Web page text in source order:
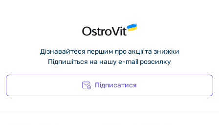
Дізнавайтеся першим про акції та знижки
Підпишіться на нашу e-mail розсилку
Підписатися